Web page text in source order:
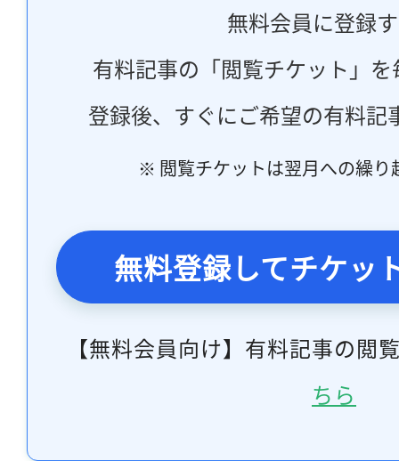
無料会員に登録
有料記事の「閲覧チケット」
登録後、すぐにご希望の有料記
※ 閲覧チケットは翌月への繰り
無料登録してチケッ
【無料会員向け】有料記事の閲
ちら